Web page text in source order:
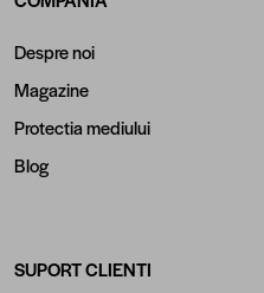
Despre noi
Magazine
Protectia mediului
Blog
SUPORT CLIENTI